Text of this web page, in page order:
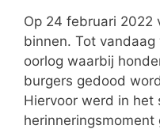
Op 24 februari 2022
binnen. Tot
oorlog waarbij
burgers gedood
Hiervoor werd in het
herinneringsmoment